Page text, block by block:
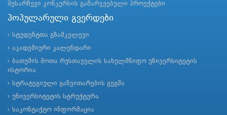
შესარჩევი კონკურსის გამარჯვებული პროექტები
პოპულარული გვერდები
სტუდენტთა გზამკვლევი
აკადემიური კალენდარი
ბათუმის შოთა რუსთაველის სახელმწიფო უნივერსიტეტის
ისტორია
სტრატეგიული განვითარების გეგმა
უნივერსიტეტის სტრუქტურა
საკონტაქტო ინფორმაცია